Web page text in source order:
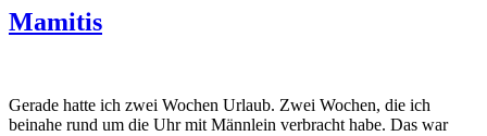
Mamitis
Gerade hatte ich zwei Wochen Urlaub. Zwei Wochen, die ich
beinahe rund um die Uhr mit Männlein verbracht habe. Das war